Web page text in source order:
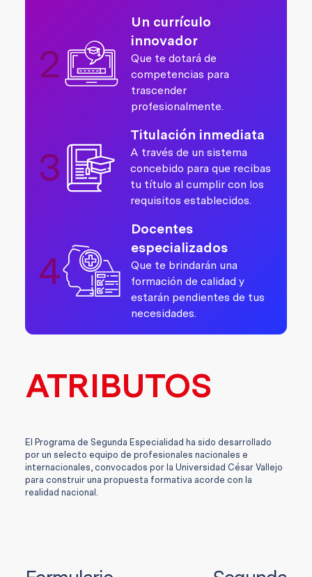
2
Un currículo
innovador
Que te dotará de
competencias para
trascender
profesionalmente.
3
Titulación inmediata
A través de un sistema
concebido para que recibas
tu título al cumplir con los
requisitos establecidos.
4
Docentes
especializados
Que te brindarán una
formación de calidad y
estarán pendientes de tus
necesidades.
ATRIBUTOS
El Programa de Segunda Especialidad ha sido desarrollado
por un selecto equipo de profesionales nacionales e
internacionales, convocados por la Universidad César Vallejo
para construir una propuesta formativa acorde con la
realidad nacional.